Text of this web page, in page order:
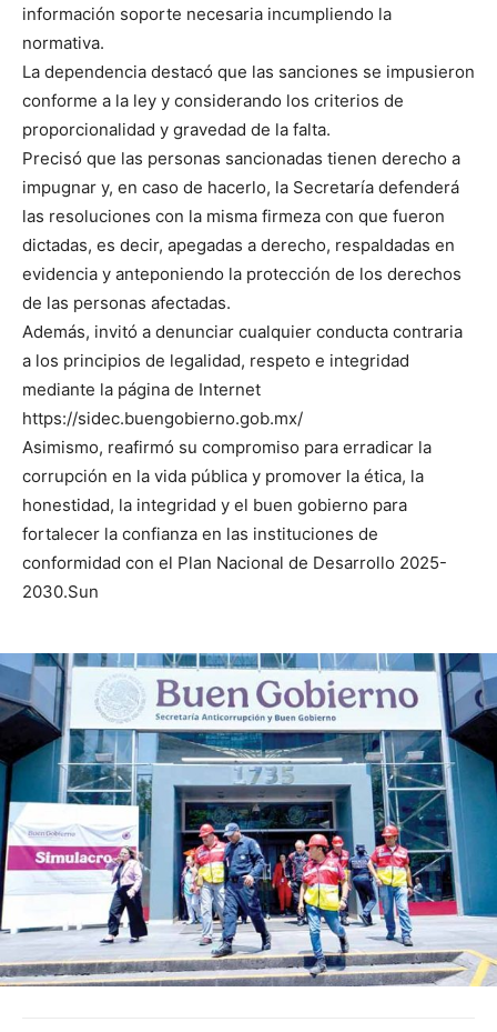
información soporte necesaria incumpliendo la
normativa.
La dependencia destacó que las sanciones se impusieron
conforme a la ley y considerando los criterios de
proporcionalidad y gravedad de la falta.
Precisó que las personas sancionadas tienen derecho a
impugnar y, en caso de hacerlo, la Secretaría defenderá
las resoluciones con la misma firmeza con que fueron
dictadas, es decir, apegadas a derecho, respaldadas en
evidencia y anteponiendo la protección de los derechos
de las personas afectadas.
Además, invitó a denunciar cualquier conducta contraria
a los principios de legalidad, respeto e integridad
mediante la página de Internet
https://sidec.buengobierno.gob.mx/
Asimismo, reafirmó su compromiso para erradicar la
corrupción en la vida pública y promover la ética, la
honestidad, la integridad y el buen gobierno para
fortalecer la confianza en las instituciones de
conformidad con el Plan Nacional de Desarrollo 2025-
2030.Sun